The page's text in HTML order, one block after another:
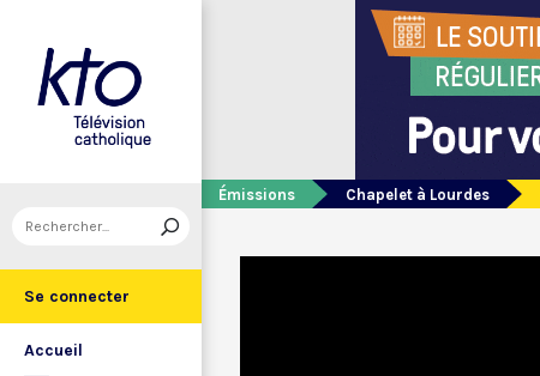
Se connecter
Accueil
Émissions Chapelet à Lourdes